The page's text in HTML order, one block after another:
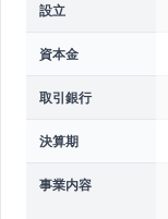
設立
資本金
取引銀行
決算期
事業内容